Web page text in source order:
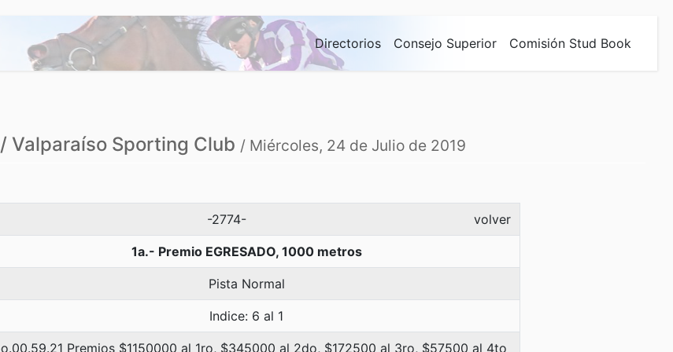
Directorios Consejo Superior Comisión Stud Book
/ Valparaíso Sporting Club / Miércoles, 24 de Julio de 2019
-2774- volver
1a.- Premio EGRESADO, 1000 metros
Pista Normal
Indice: 6 al 1
Premios $1150000 al 1ro, $345000 al 2do, $172500 al 3ro, $57500 al 4to